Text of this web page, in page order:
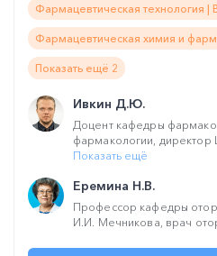
Фармацевтическая технология |
Фармацевтическая химия и
Показать ещё 2
Ивкин Д.Ю.
Доцент кафедры
фармакологии, директор
Показать ещё
Еремина Н.В.
Профессор кафедры
И.И. Мечникова, врач